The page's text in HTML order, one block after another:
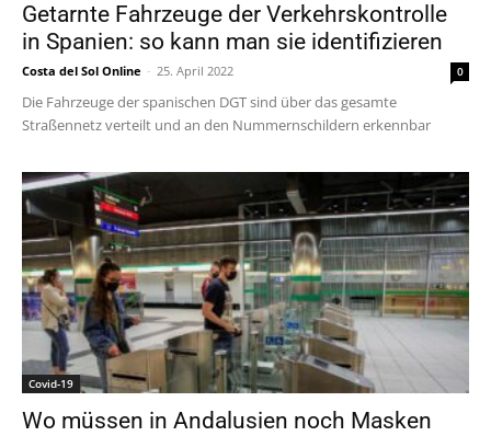
Getarnte Fahrzeuge der Verkehrskontrolle
in Spanien: so kann man sie identifizieren
Costa del Sol Online - 25. April 2022 0
Die Fahrzeuge der spanischen DGT sind über das gesamte
Straßennetz verteilt und an den Nummernschildern erkennbar
Covid-19
Wo müssen in Andalusien noch Masken